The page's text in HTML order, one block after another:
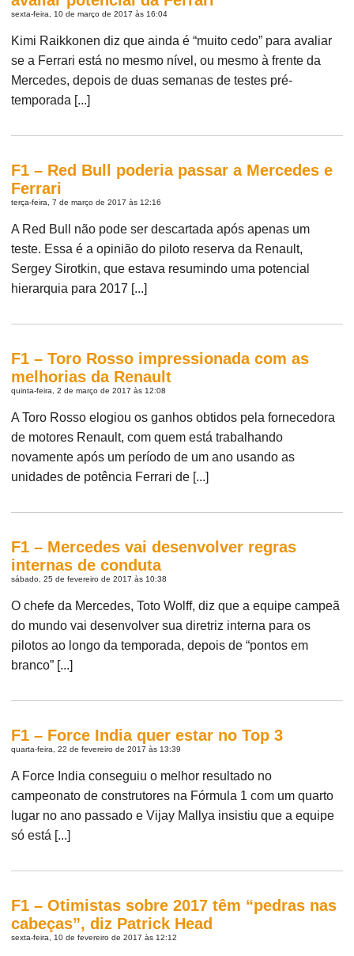
sexta-feira, 10 de março de 2017 às 16:04
Kimi Raikkonen diz que ainda é “muito cedo” para avaliar
se a Ferrari está no mesmo nível, ou mesmo à frente da
Mercedes, depois de duas semanas de testes pré-
temporada [...]
F1 – Red Bull poderia passar a Mercedes e
Ferrari
terça-feira, 7 de março de 2017 às 12:16
A Red Bull não pode ser descartada após apenas um
teste. Essa é a opinião do piloto reserva da Renault,
Sergey Sirotkin, que estava resumindo uma potencial
hierarquia para 2017 [...]
F1 – Toro Rosso impressionada com as
melhorias da Renault
quinta-feira, 2 de março de 2017 às 12:08
A Toro Rosso elogiou os ganhos obtidos pela fornecedora
de motores Renault, com quem está trabalhando
novamente após um período de um ano usando as
unidades de potência Ferrari de [...]
F1 – Mercedes vai desenvolver regras
internas de conduta
sábado, 25 de fevereiro de 2017 às 10:38
O chefe da Mercedes, Toto Wolff, diz que a equipe campeã
do mundo vai desenvolver sua diretriz interna para os
pilotos ao longo da temporada, depois de “pontos em
branco” [...]
F1 – Force India quer estar no Top 3
quarta-feira, 22 de fevereiro de 2017 às 13:39
A Force India conseguiu o melhor resultado no
campeonato de construtores na Fórmula 1 com um quarto
lugar no ano passado e Vijay Mallya insistiu que a equipe
só está [...]
F1 – Otimistas sobre 2017 têm “pedras nas
cabeças”, diz Patrick Head
sexta-feira, 10 de fevereiro de 2017 às 12:12